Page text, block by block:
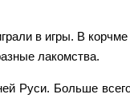
в игры. В
лакомства.
Руси. Больше